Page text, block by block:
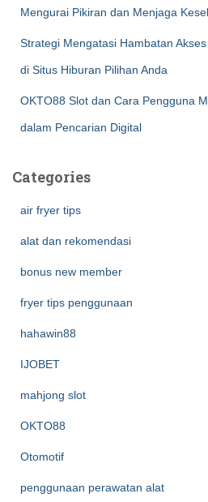
Mengurai Pikiran dan Menjaga
Strategi Mengatasi Hambatan
di Situs Hiburan Pilihan Anda
OKTO88 Slot dan Cara Pengguna
dalam Pencarian Digital
Categories
air fryer tips
alat dan rekomendasi
bonus new member
fryer tips penggunaan
hahawin88
IJOBET
mahjong slot
OKTO88
Otomotif
penggunaan perawatan alat